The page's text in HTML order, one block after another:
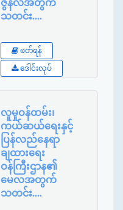
ဇွန်လအတွက်
သတင်း....
Published By
Ministry
ဖတ်ရန်
ဒေါင်းလုပ်
လူမှုဝန်ထမ်း၊
ကယ်ဆယ်ရေးနှင့်
ပြန်လည်နေရာ
ချထားရေး
ဝန်ကြီးဌာန၏
မေလအတွက်
သတင်း....